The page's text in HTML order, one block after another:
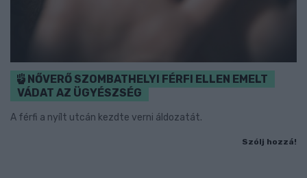
NŐVERŐ SZOMBATHELYI FÉRFI ELLEN EMELT
VÁDAT AZ ÜGYÉSZSÉG
A férfi a nyílt utcán kezdte verni áldozatát.
Szólj hozzá!